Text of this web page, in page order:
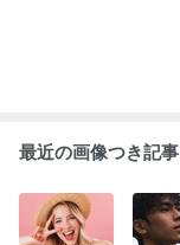
最近の画像つき記事